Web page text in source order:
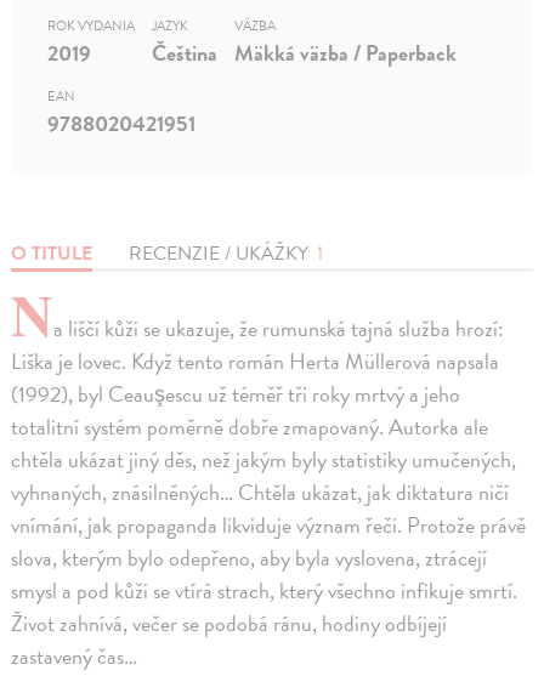
O TITULE RECENZIE / UKÁŽKY 1
Na liščí kůži se ukazuje, že rumunská tajná služba hrozí:
Liška je lovec. Když tento román Herta Müllerová napsala
(1992), byl Ceauşescu už téměř tři roky mrtvý a jeho
totalitní systém poměrně dobře zmapovaný. Autorka ale
chtěla ukázat jiný děs, než jakým byly statistiky umučených,
vyhnaných, znásilněných… Chtěla ukázat, jak diktatura ničí
vnímání, jak propaganda likviduje význam řeči. Protože právě
slova, kterým bylo odepřeno, aby byla vyslovena, ztrácejí
smysl a pod kůži se vtírá strach, který všechno infikuje smrtí.
Život zahnívá, večer se podobá ránu, hodiny odbíjejí
zastavený čas…
ROK VYDANIA
2019
JAZYK
Čeština
VÄZBA
Mäkká väzba / Paperback
EAN
9788020421951